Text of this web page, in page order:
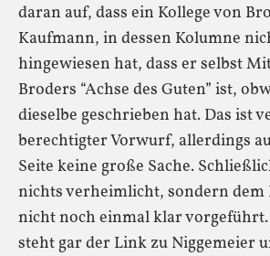
daran auf, dass ein Kollege von
Kaufmann, in dessen Kolumne
hingewiesen hat, dass er selbst
Broders “Achse des Guten” ist,
dieselbe geschrieben hat. Das ist
berechtigter Vorwurf, allerdings
Seite keine große Sache.
nichts verheimlicht, sondern dem
nicht noch einmal klar
steht gar der Link zu Niggemeier